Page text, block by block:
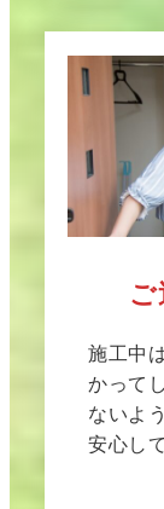
施工中
かって
ないよ
安心し